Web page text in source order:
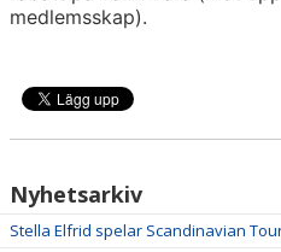
medlemsskap).
Nyhetsarkiv
Stella Elfrid spelar Scandinavian